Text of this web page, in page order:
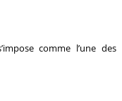
comme l’une des